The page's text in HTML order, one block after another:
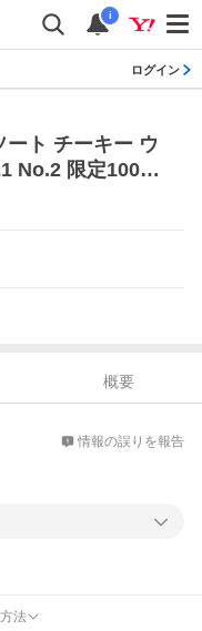
i
ログイン
ート チーキー ウ
No.2 限定100体
概要
情報の誤りを報告
法